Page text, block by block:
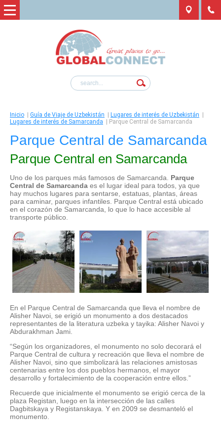
Inicio Guía de Viaje de Uzbekistán Lugares de interés de Uzbekistán
Lugares de interés de Samarcanda
Parque Central de Samarcanda
Parque Central de Samarcanda
Parque Central en Samarcanda
Uno de los parques más famosos de Samarcanda. Parque
Central de Samarcanda es el lugar ideal para todos, ya que
hay muchos lugares para sentarse, estatuas, plantas, áreas
para caminar, parques infantiles. Parque Central está ubicado
en el corazón de Samarcanda, lo que lo hace accesible al
transporte público.
En el Parque Central de Samarcanda que lleva el nombre de
Alisher Navoi, se erigió un monumento a dos destacados
representantes de la literatura uzbeka y tayika: Alisher Navoi y
Abdurakhman Jami.
“Según los organizadores, el monumento no solo decorará el
Parque Central de cultura y recreación que lleva el nombre de
Alisher Navoi, sino que simbolizará las relaciones amistosas
centenarias entre los dos pueblos hermanos, el mayor
desarrollo y fortalecimiento de la cooperación entre ellos.”
Recuerde que inicialmente el monumento se erigió cerca de la
plaza Registan, luego en la intersección de las calles
Dagbitskaya y Registanskaya. Y en 2009 se desmanteló el
monumento.